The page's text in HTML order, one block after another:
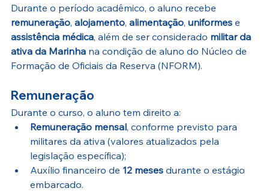
Durante o período acadêmico, o aluno recebe
remuneração, alojamento, alimentação, uniformes e
assistência médica, além de ser considerado militar da
ativa da Marinha na condição de aluno do Núcleo de
Formação de Oficiais da Reserva (NFORM).
Remuneração
Durante o curso, o aluno tem direito a:
Remuneração mensal, conforme previsto para
militares da ativa (valores atualizados pela
legislação específica);
Auxílio financeiro de 12 meses durante o estágio
embarcado.